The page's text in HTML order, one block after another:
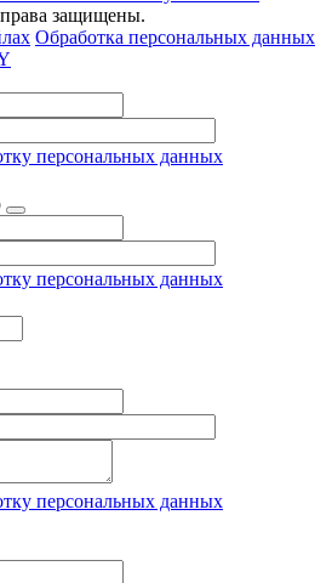
защищены.
Обработка персональных данных
персональных данных
персональных данных
персональных данных